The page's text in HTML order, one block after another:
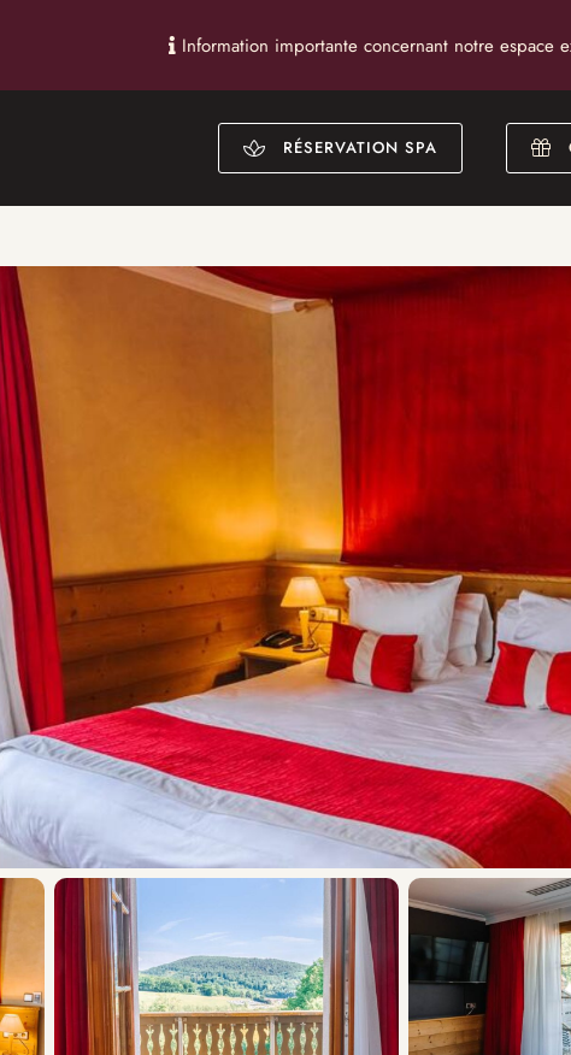
Information importante concernant notre espace
RÉSERVATION SPA